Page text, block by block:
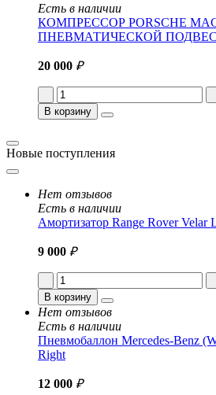
Есть в наличии
КОМПРЕССОР PORSCHE
ПНЕВМАТИЧЕСКОЙ
20 000 ₽
В корзину
Новые поступления
Нет отзывов
Есть в наличии
Амортизатор Range Rover Velar
9 000 ₽
В корзину
Нет отзывов
Есть в наличии
Пневмобаллон Mercedes-Benz
Right
12 000 ₽